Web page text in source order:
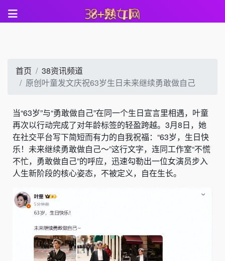
首页
38资讯频道
原创叶童发文庆祝63岁生日未来继续勇敢做自己
当“63岁”与“勇敢做自己”在同一个生日宣言里相遇，叶童
再次以行动完成了对年龄标签的轻盈跨越。3月8日，她
在社交平台写下简短而有力的自我祝福：“63岁，生日快
乐！未来继续勇敢做自己～”这行文字，连同工作室“不慌
不忙，勇敢做自己”的呼应，迅速勾勒出一位女演员步入
人生新阶段的核心姿态，不被定义，自在生长。